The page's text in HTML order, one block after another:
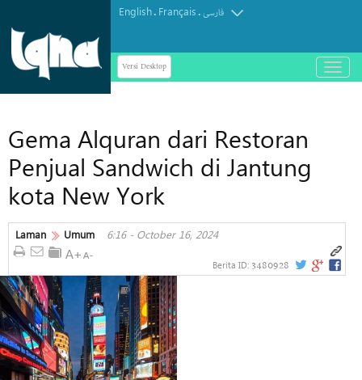
English. Français.فارسی
Versi Desktop
باز
و
Gema Alquran dari Restoran
Penjual Sandwich di Jantung
kota New York
Laman Umum 6:16 - October 16, 2024
Berita ID: 3480928